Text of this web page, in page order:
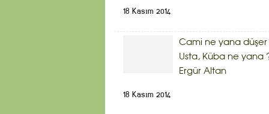
18 Kasım 2014
Cami ne yana düşer
Usta, Küba ne yana
Ergür Altan
18 Kasım 2014